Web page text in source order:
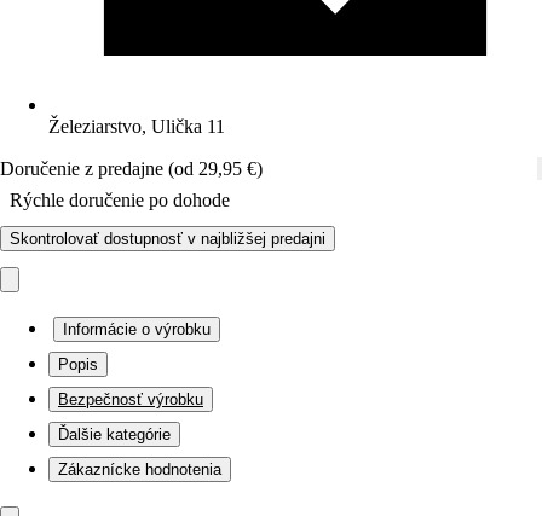
Železiarstvo, Ulička 11
Doručenie z predajne (od 29,95 €)
Rýchle doručenie po dohode
Skontrolovať dostupnosť v najbližšej predajni
Informácie o výrobku
Popis
Bezpečnosť výrobku
Ďalšie kategórie
Zákaznícke hodnotenia